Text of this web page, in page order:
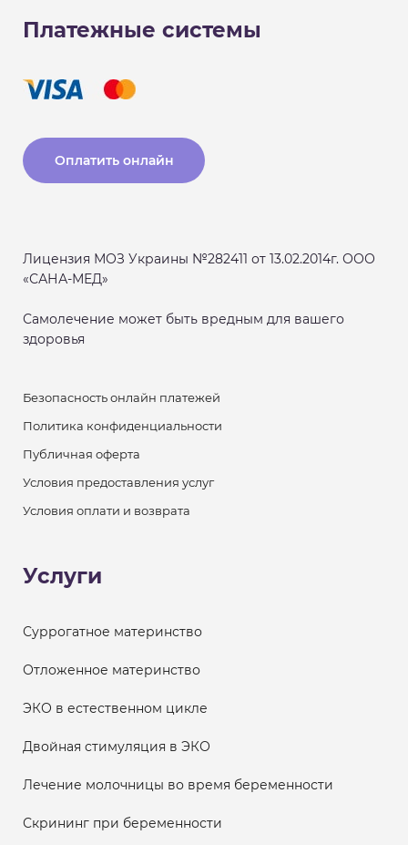
Платежные системы
Оплатить онлайн
Лицензия МОЗ Украины №282411 от 13.02.2014г. ООО
«САНА-МЕД»
Самолечение может быть вредным для вашего
здоровья
Безопасность онлайн платежей
Политика конфиденциальности
Публичная оферта
Условия предоставления услуг
Условия оплати и возврата
Услуги
Суррогатное материнство
Отложенное материнство
ЭКО в естественном цикле
Двойная стимуляция в ЭКО
Лечение молочницы во время беременности
Скрининг при беременности